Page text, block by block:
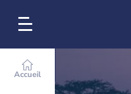
Accueil